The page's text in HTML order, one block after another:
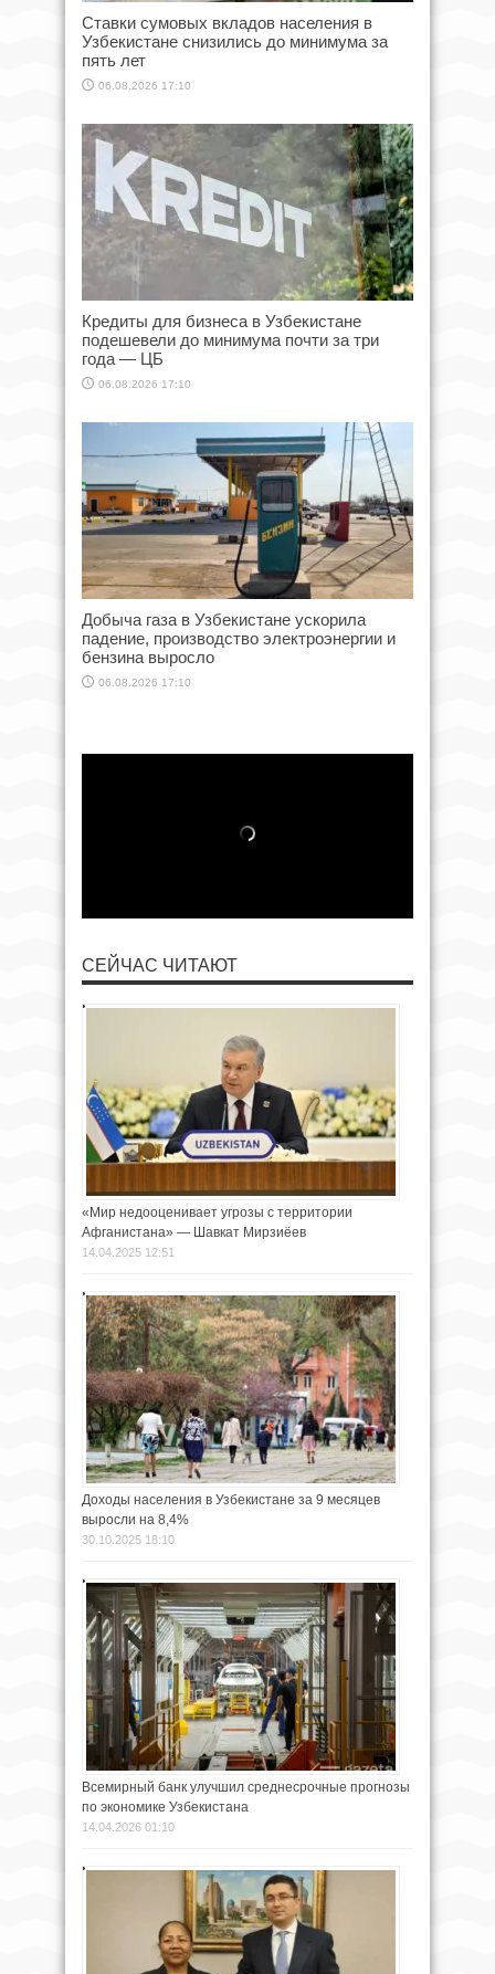
Ставки сумовых вкладов населения в
Узбекистане снизились до минимума за
пять лет
06.08.2026 17:10
Кредиты для бизнеса в Узбекистане
подешевели до минимума почти за три
года — ЦБ
06.08.2026 17:10
Добыча газа в Узбекистане ускорила
падение, производство электроэнергии и
бензина выросло
06.08.2026 17:10
СЕЙЧАС ЧИТАЮТ
«Мир недооценивает угрозы с территории
Афганистана» — Шавкат Мирзиёев
14.04.2025 12:51
Доходы населения в Узбекистане за 9 месяцев
выросли на 8,4%
30.10.2025 18:10
Всемирный банк улучшил среднесрочные прогнозы
по экономике Узбекистана
14.04.2026 01:10